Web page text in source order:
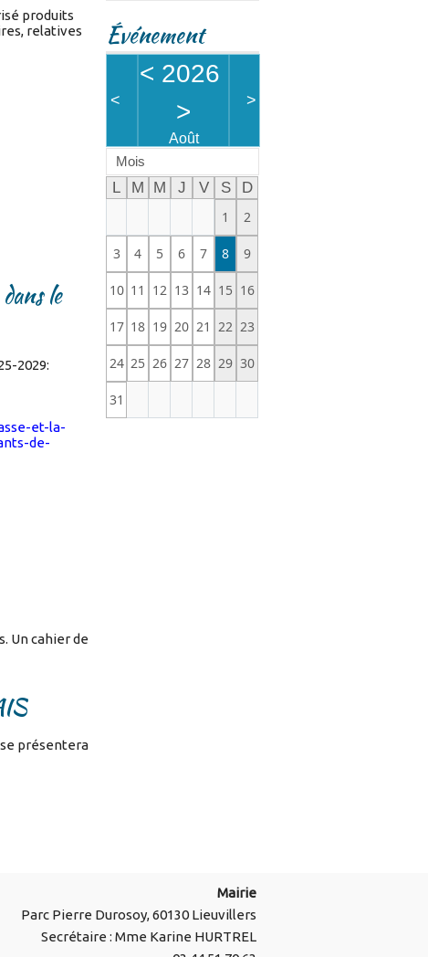
Événement
<
< 2026
>
Août
>
Mois
L M M J V S
D
1
2
3 4 5 6 7 8 9
10 11 12 13 14 15 16
17 18 19 20 21 22 23
24 25 26 27 28 29 30
31
produits
relatives
le
2029:
et-la-
de-
Un cahier de
se présentera
Mairie
Parc Pierre Durosoy, 60130 Lieuvillers
Secrétaire : Mme Karine HURTREL